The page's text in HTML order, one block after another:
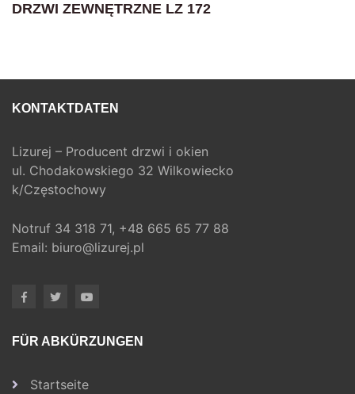
DRZWI ZEWNĘTRZNE LZ 172
KONTAKTDATEN
Lizurej – Producent drzwi i okien
ul. Chodakowskiego 32 Wilkowiecko
k/Częstochowy
Notruf 34 318 71, +48 665 65 77 88
Email: biuro@lizurej.pl
FÜR ABKÜRZUNGEN
Startseite